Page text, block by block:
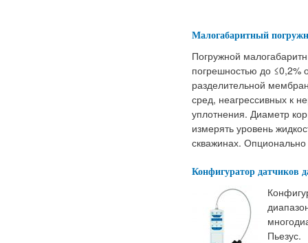
Малогабаритный
Погружной
погрешностью до ≤0,2%
разделительной
сред, неагрессивных к
уплотнения. Диаметр
измерять уровень
скважинах.
Конфигуратор датчиков
Пьезус.